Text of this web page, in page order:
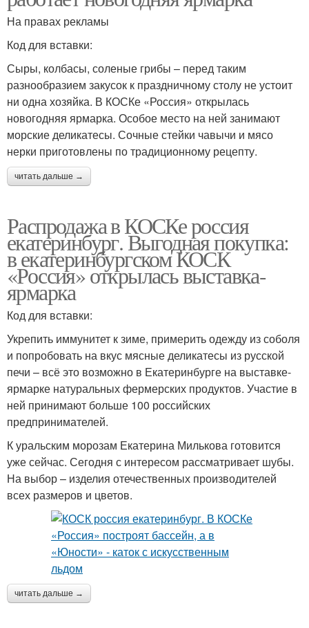
На правах рекламы
Код для вставки:
Сыры, колбасы, соленые грибы – перед таким
разнообразием закусок к праздничному столу не устоит
ни одна хозяйка. В КОСКе «Россия» открылась
новогодняя ярмарка. Особое место на ней занимают
морские деликатесы. Сочные стейки чавычи и мясо
нерки приготовлены по традиционному рецепту.
читать дальше →
Распродажа в КОСКе россия
екатеринбург. Выгодная покупка:
в екатеринбургском КОСК
«Россия» открылась выставка-
ярмарка
Код для вставки:
Укрепить иммунитет к зиме, примерить одежду из соболя
и попробовать на вкус мясные деликатесы из русской
печи – всё это возможно в Екатеринбурге на выставке-
ярмарке натуральных фермерских продуктов. Участие в
ней принимают больше 100 российских
предпринимателей.
К уральским морозам Екатерина Милькова готовится
уже сейчас. Сегодня с интересом рассматривает шубы.
На выбор – изделия отечественных производителей
всех размеров и цветов.
читать дальше →